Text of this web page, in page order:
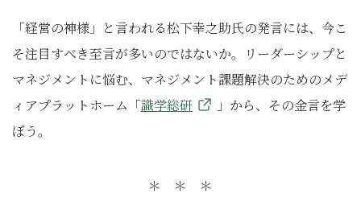
「経営の神様」と言われる松下幸之助氏の発言には、今こ
そ注目すべき至言が多いのではないか。リーダーシップと
マネジメントに悩む、マネジメント課題解決のためのメデ
ィアプラットホーム「識学総研
」から、その金言を学
ぼう。
＊ ＊ ＊